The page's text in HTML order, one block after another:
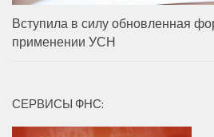
Вступила в силу обновленная
применении УСН
СЕРВИСЫ ФНС: